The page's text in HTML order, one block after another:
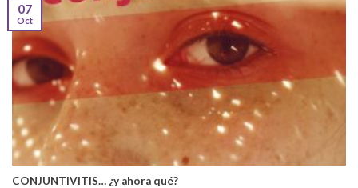
CONJUNTIVITIS… ¿y ahora qué?
07
Oct